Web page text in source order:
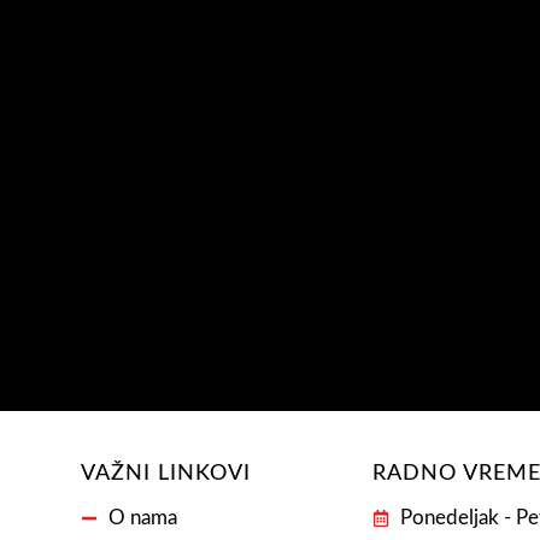
VAŽNI LINKOVI
O nama
RADNO VREME
Ponedeljak -